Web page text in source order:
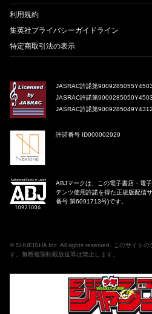
利用規約
集英社プライバシーガイドライン
特定商取引法の表示
JASRAC許諾第
JASRAC許諾第
JASRAC許諾第
許諾番号 ID000002929
ABJマークは、この電子書店・電
テンツ使用許諾を得た正規版配信
番号 第6091713号)です。
© SHUEISHA Inc . All rights reserved. このサイト
す。無断複製転載放送等は禁止します。